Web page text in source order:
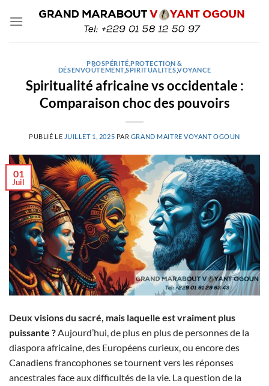
PROSPÉRITÉ ,PROTECTION &
DÉSENVOÛTEMENT,SPIRITUALITÉS,VOYANCE
Spiritualité africaine vs occidentale :
Comparaison choc des pouvoirs
PUBLIÉ LE JUILLET 1, 2025 PAR GRAND MAITRE VOYANT OGOUN
01
Juil
Deux visions du sacré, mais laquelle est vraiment plus
puissante ?Aujourd’hui, de plus en plus de personnes de la
diaspora africaine, des Européens curieux, ou encore des
Canadiens francophones se tournent vers les réponses
ancestrales face aux difficultés de la vie. La question de la